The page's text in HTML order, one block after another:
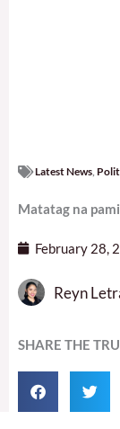
Latest News
Matatag na
February 28,
Reyn
SHARE THE